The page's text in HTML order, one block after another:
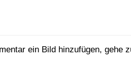
ein Bild hinzufügen, gehe